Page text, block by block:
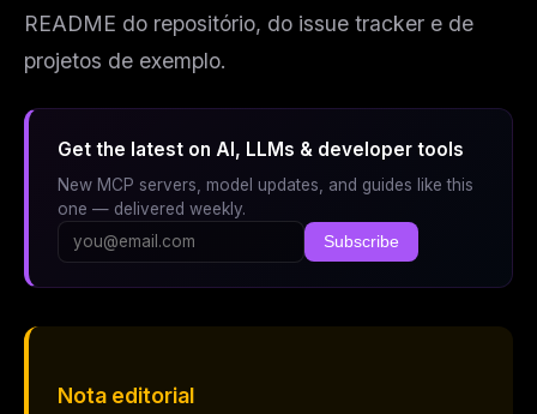
README do repositório, do issue tracker e de
projetos de exemplo.
Get the latest on AI, LLMs & developer tools
New MCP servers, model updates, and guides like this
one — delivered weekly.
Subscribe
Nota editorial